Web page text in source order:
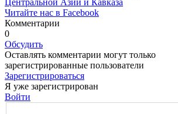
Читайте нас в Facebook
Комментарии
0
Обсудить
Оставлять комментарии могут только
зарегистрированные пользователи
Зарегистрироваться
Я уже зарегистрирован
Войти